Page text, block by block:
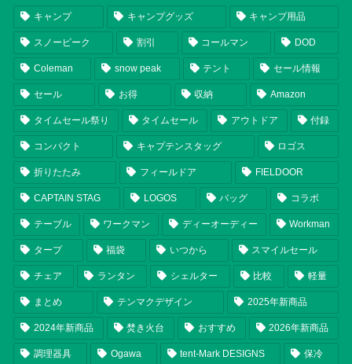
キャンプ キャンプグッズ キャンプ用品
スノーピーク 割引 コールマン DOD
Coleman snow peak テント セール情報
セール お得 収納 Amazon
タイムセール祭り タイムセール アウトドア 付録
コンパクト キャプテンスタッグ ロゴス
折りたたみ フィールドア FIELDOOR
CAPTAIN STAG LOGOS バッグ コラボ
テーブル ワークマン ディーオーディー Workman
タープ 福袋 いつから スマイルセール
チェア ランタン シェルター 比較 軽量
まとめ テンマクデザイン 2025年新商品
2024年新商品 焚き火台 おすすめ 2026年新商品
調理器具 Ogawa tent-Mark DESIGNS 保冷